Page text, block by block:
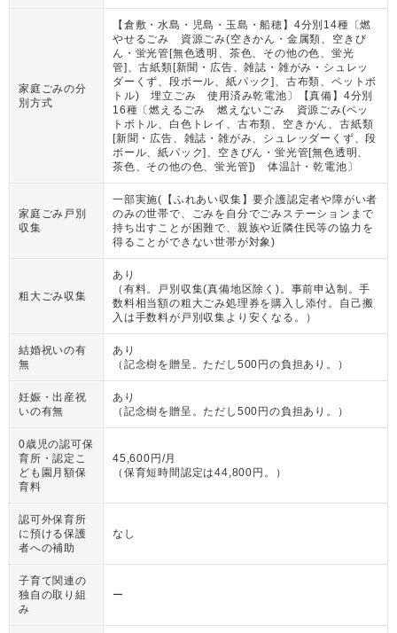
家庭ごみの分
別方式
【倉敷・水島・児島・玉島・船穂】4分別14種〔燃
やせるごみ 資源ごみ(空きかん・金属類、空きび
ん・蛍光管[無色透明、茶色、その他の色、蛍光
管]、古紙類[新聞・広告、雑誌・雑がみ・シュレッ
ダーくず、段ボール、紙パック]、古布類、ペットボ
トル) 埋立ごみ 使用済み乾電池〕【真備】4分別
16種〔燃えるごみ 燃えないごみ 資源ごみ(ペッ
トボトル、白色トレイ、古布類、空きかん、古紙類
[新聞・広告、雑誌・雑がみ、シュレッダーくず、段
ボール、紙パック]、空きびん・蛍光管[無色透明、
茶色、その他の色、蛍光管]) 体温計・乾電池〕
家庭ごみ戸別
収集
一部実施(【ふれあい収集】要介護認定者や障がい者
のみの世帯で、ごみを自分でごみステーションまで
持ち出すことが困難で、親族や近隣住民等の協力を
得ることができない世帯が対象)
粗大ごみ収集
あり
（ 有料。戸別収集(真備地区除く)。事前申込制。手
数料相当額の粗大ごみ処理券を購入し添付。自己搬
入は手数料が戸別収集より安くなる。
）
結婚祝いの有
無
あり
（ 記念樹を贈呈。ただし500円の負担あり。 ）
妊娠・出産祝
いの有無
あり
（ 記念樹を贈呈。ただし500円の負担あり。 ）
0歳児の認可保
育所・認定こ
ども園月額保
育料
45,600円/月
（ 保育短時間認定は44,800円。 ）
認可外保育所
に預ける保護
者への補助
なし
子育て関連の
独自の取り組
み
ー